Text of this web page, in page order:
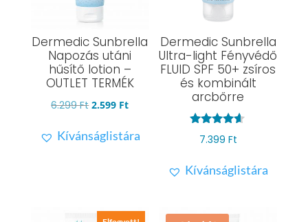
Dermedic Sunbrella
Napozás utáni
hűsítő lotion –
OUTLET TERMÉK
6.299FtOriginal
was:
2.599 FtCurrent
is:
Kívánságlistára
Dermedic Sunbrella
Ultra-light Fényvédő
FLUID SPF 50+ zsíros
és kombinált
arcbőrre
Értékelés:
4.50
7.399 Ft
Kívánságlistára